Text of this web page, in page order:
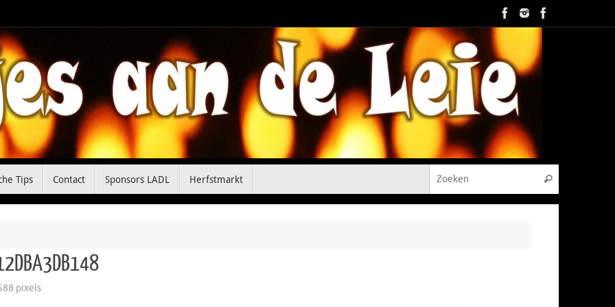
Tips Contact Sponsors LADL Herfstmarkt Zoeken
pixels